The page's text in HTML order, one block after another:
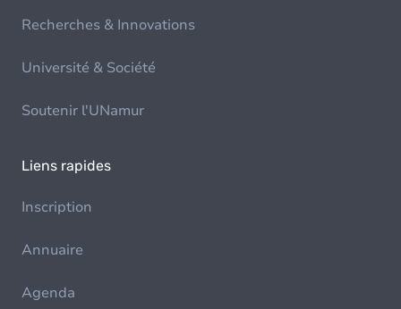
Recherches & Innovations
Université & Société
Soutenir l'UNamur
Liens rapides
Inscription
Annuaire
Agenda